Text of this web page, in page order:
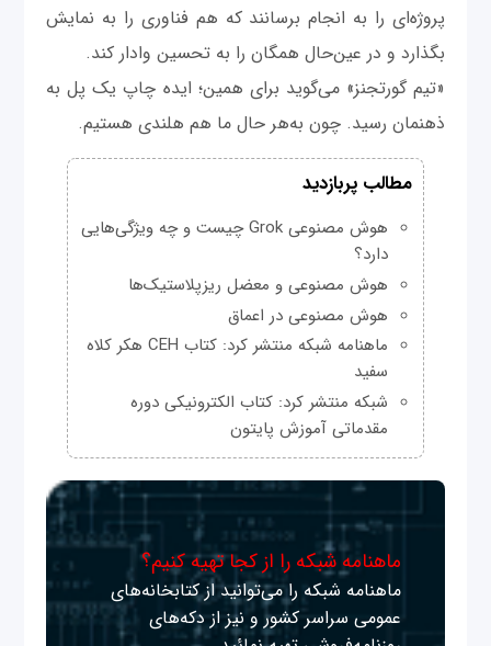
پروژه‌ای را به انجام برسانند که هم فناوری را به نمایش
بگذارد و در عین‌حال همگان را به تحسین وادار کند.
«تیم گورتجنز» می‌گوید برای همین؛ ایده چاپ یک پل به
ذهنمان رسید. چون به‌هر حال ما هم هلندی هستیم.
مطالب پربازدید
هوش مصنوعی Grok چیست و چه ویژگی‌هایی
دارد؟
هوش مصنوعی و معضل ریزپلاستیک‌ها
هوش مصنوعی در اعماق
ماهنامه شبکه منتشر کرد: کتاب CEH هکر کلاه
سفید
شبکه منتشر کرد: کتاب الکترونیکی دوره
مقدماتی آموزش پایتون
ماهنامه شبکه را از کجا تهیه کنیم؟
ماهنامه شبکه را می‌توانید از کتابخانه‌های
عمومی سراسر کشور و نیز از دکه‌های